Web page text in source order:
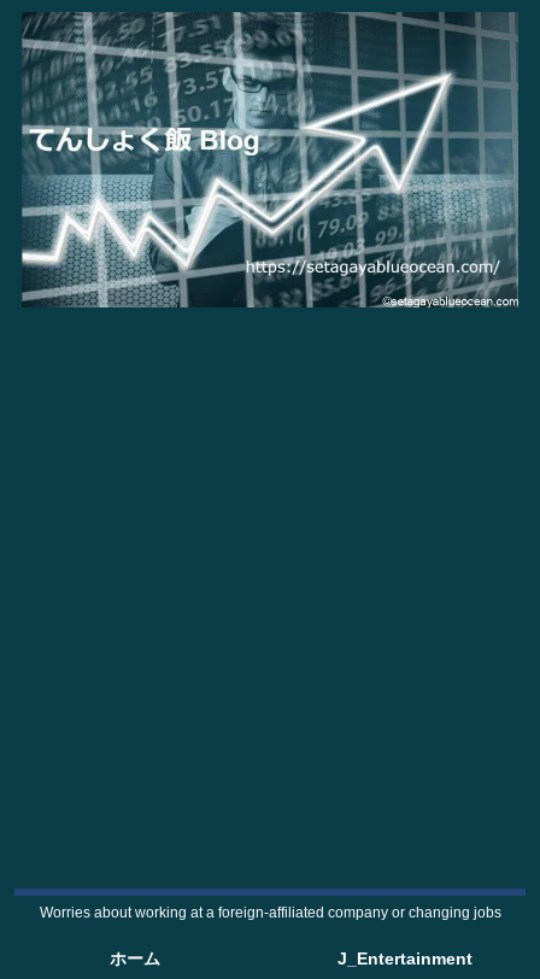
Worries about working at a foreign-affiliated company or changing jobs
ホーム J_Entertainment